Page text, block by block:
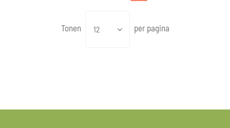
Tonen 12 per pagina